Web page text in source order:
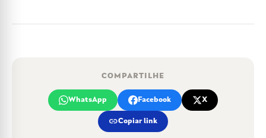
COMPARTILHE
WhatsApp Facebook X
linkCopiar link